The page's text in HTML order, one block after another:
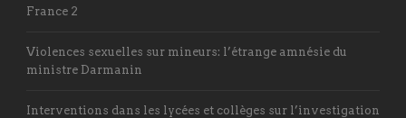
France 2
Violences sexuelles sur mineurs: l’étrange amnésie du
ministre Darmanin
Interventions dans les lycées et collèges sur l’investigation